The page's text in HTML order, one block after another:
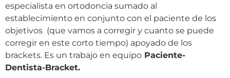
especialista en ortodoncia sumado al
establecimiento en conjunto con el paciente de los
objetivos (que vamos a corregir y cuanto se puede
corregir en este corto tiempo) apoyado de los
brackets. Es un trabajo en equipo Paciente-
Dentista-Bracket.